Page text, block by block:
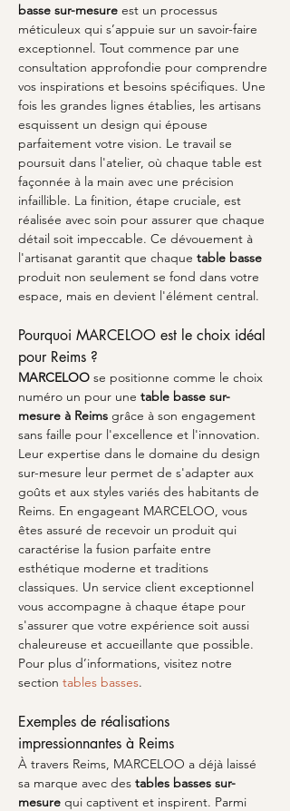
basse sur-mesure est un processus
méticuleux qui s’appuie sur un savoir-faire
exceptionnel. Tout commence par une
consultation approfondie pour comprendre
vos inspirations et besoins spécifiques. Une
fois les grandes lignes établies, les artisans
esquissent un design qui épouse
parfaitement votre vision. Le travail se
poursuit dans l'atelier, où chaque table est
façonnée à la main avec une précision
infaillible. La finition, étape cruciale, est
réalisée avec soin pour assurer que chaque
détail soit impeccable. Ce dévouement à
l'artisanat garantit que chaque table basse
produit non seulement se fond dans votre
espace, mais en devient l'élément central.
Pourquoi MARCELOO est le choix idéal
pour Reims ?
MARCELOO se positionne comme le choix
numéro un pour une table basse sur-
mesure à Reims grâce à son engagement
sans faille pour l'excellence et l'innovation.
Leur expertise dans le domaine du design
sur-mesure leur permet de s'adapter aux
goûts et aux styles variés des habitants de
Reims. En engageant MARCELOO, vous
êtes assuré de recevoir un produit qui
caractérise la fusion parfaite entre
esthétique moderne et traditions
classiques. Un service client exceptionnel
vous accompagne à chaque étape pour
s'assurer que votre expérience soit aussi
chaleureuse et accueillante que possible.
Pour plus d’informations, visitez notre
section tables basses.
Exemples de réalisations
impressionnantes à Reims
À travers Reims, MARCELOO a déjà laissé
sa marque avec des tables basses sur-
mesure qui captivent et inspirent. Parmi